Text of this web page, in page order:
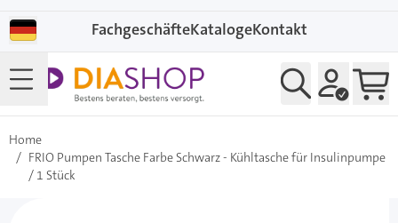
FachgeschäfteKatalogeKontakt
Home
/ FRIO Pumpen Tasche Farbe Schwarz - Kühltasche für Insulinpumpe
/ 1 Stück